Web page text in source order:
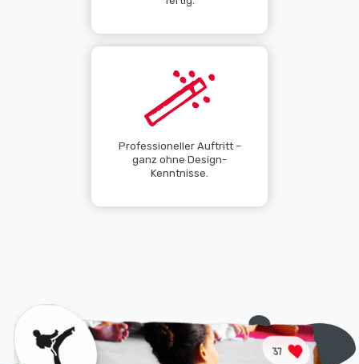
Professioneller Auftritt –
ganz ohne Design-
Kenntnisse.